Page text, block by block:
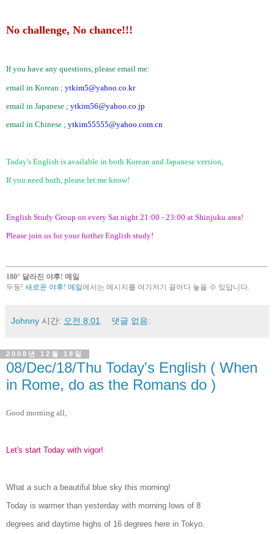
No challenge, No chance!!!
If you have any questions, please email me:
email in Korean ; ytkim5@yahoo.co.kr
email in Japanese ; ytkim56@yahoo.co.jp
email in Chinese ; ytkim55555@yahoo.com.cn
Today's English is available in both Korean and Japanese version,
If you need both, please let me know!
English Study Group on every Sat night 21:00 - 23:00 at Shinjuku area!
Please join us for your further English study!
180° 달라진 야후! 메일
두둥! 새로운 야후! 메일에서는 메시지를 여기저기 끌어다 놓을 수 있답니다.
Johnny 시간: 오전 8:01 댓글 없음:
2008년 12월 18일
08/Dec/18/Thu Today's English ( When
in Rome, do as the Romans do )
Good morning all,
Let's start Today with vigor!
What a such a beautiful blue sky this morning!
Today is warmer than yesterday with morning lows of 8
degrees and daytime highs of 16 degrees here in Tokyo.